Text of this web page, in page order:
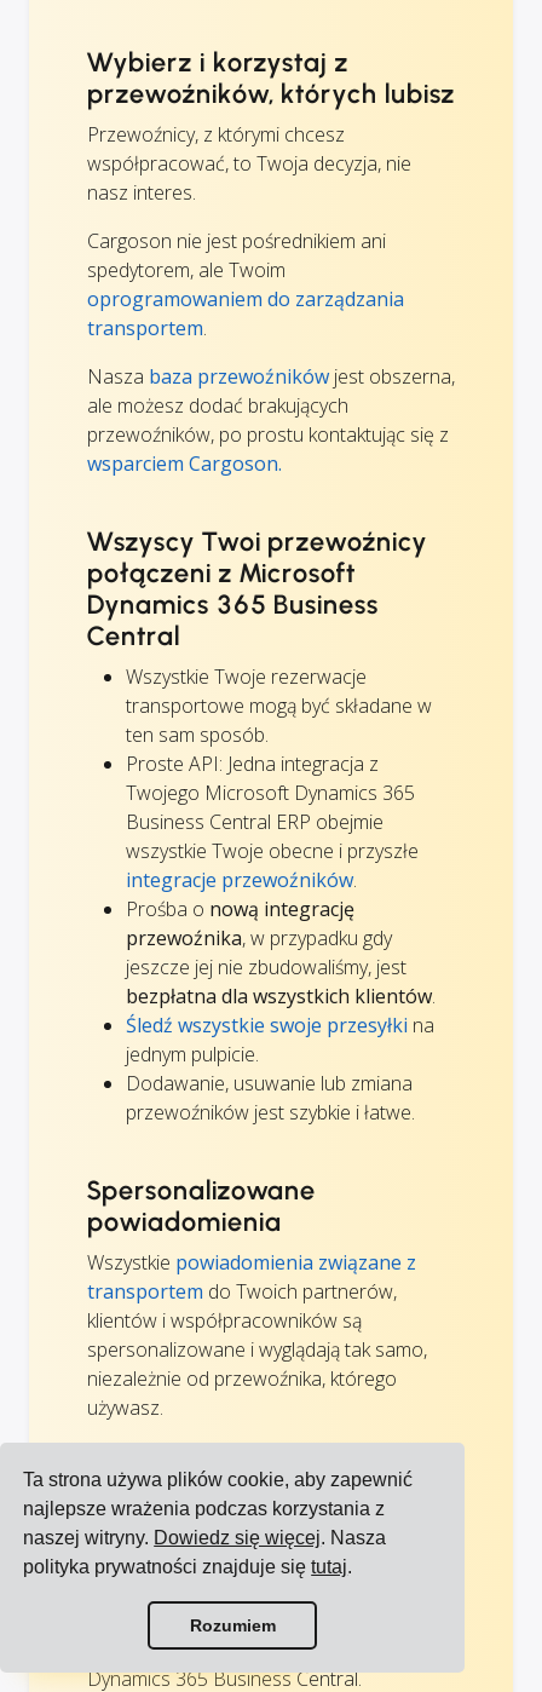
Ta strona używa plików cookie, aby zapewnić
najlepsze wrażenia podczas korzystania z
naszej witryny. Dowiedz się więcej. Nasza
polityka prywatności znajduje siętutaj.
Rozumiem
Wybierz i korzystaj z
przewoźników, których lubisz
Przewoźnicy, z którymi chcesz
współpracować, to Twoja decyzja, nie
nasz interes.
Cargoson nie jest pośrednikiem ani
spedytorem, ale Twoim
oprogramowaniem do zarządzania
transportem.
Nasza baza przewoźników jest obszerna,
ale możesz dodać brakujących
przewoźników, po prostu kontaktując się z
wsparciem Cargoson.
Wszyscy Twoi przewoźnicy
połączeni z Microsoft
Dynamics 365 Business
Central
Wszystkie Twoje rezerwacje
transportowe mogą być składane w
ten sam sposób.
Proste API: Jedna integracja z
Twojego Microsoft Dynamics 365
Business Central ERP obejmie
wszystkie Twoje obecne i przyszłe
integracje przewoźników.
Prośba o nową integrację
przewoźnika, w przypadku gdy
jeszcze jej nie zbudowaliśmy, jest
bezpłatna dla wszystkich klientów.
Śledź wszystkie swoje przesyłki na
jednym pulpicie.
Dodawanie, usuwanie lub zmiana
przewoźników jest szybkie i łatwe.
Spersonalizowane
powiadomienia
Wszystkie powiadomienia związane z
transportem do Twoich partnerów,
klientów i współpracowników są
spersonalizowane i wyglądają tak samo,
niezależnie od przewoźnika, którego
używasz.
Jak zacząć wysyłać
bezpośrednio z Microsoft
Dynamics 365 Business
Central
Uzyskaj demo, aby zobaczyć, jak możesz
dodać moduł wysyłkowy do Microsoft
Dynamics 365 Business Central.
Zobacz wszystkie integracje
Zobacz wszystkich przewoźników